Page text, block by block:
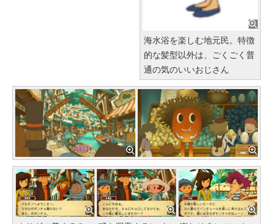
海水浴を楽しむ地元民。特徴
的な髪型以外は、ごくごく普
通の気のいいおじさん